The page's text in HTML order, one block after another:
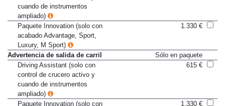
control de crucero activo y
cuando de instrumentos
ampliado)
Paquete Innovation (solo con
acabado Advantage, Sport,
Luxury, M Sport)
Advertencia de salida de carril
Sólo en paquete
Driving Assistant (solo con
control de crucero activo y
cuando de instrumentos
ampliado)